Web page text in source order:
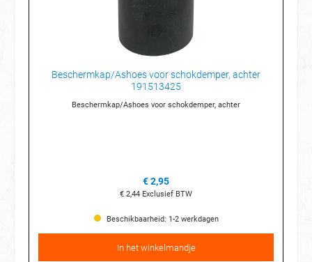
Beschermkap/Ashoes voor schokdemper, achter
191513425
Beschermkap/Ashoes voor schokdemper, achter
€ 2,95
€ 2,44 Exclusief BTW
Beschikbaarheid: 1-2 werkdagen
In het winkelmandje